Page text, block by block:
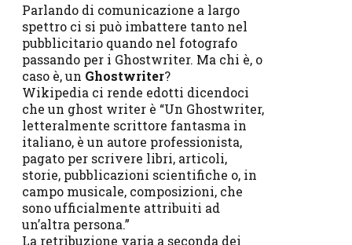
Parlando di comunicazione a largo
spettro ci si può imbattere tanto nel
pubblicitario quando nel fotografo
passando per i Ghostwriter. Ma chi è, o
caso è, un Ghostwriter?
Wikipedia ci rende edotti dicendoci
che un ghost writer è “Un Ghostwriter,
letteralmente scrittore fantasma in
italiano, è un autore professionista,
pagato per scrivere libri, articoli,
storie, pubblicazioni scientifiche o, in
campo musicale, composizioni, che
sono ufficialmente attribuiti ad
un’altra persona.”
La retribuzione varia a seconda dei